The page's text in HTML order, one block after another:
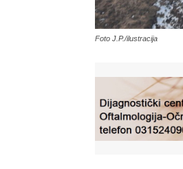
Foto J.P./ilustracija